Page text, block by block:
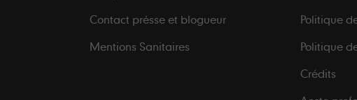
Contact présse et blogueur
Mentions Sanitaires
Politique
Politique
Crédits